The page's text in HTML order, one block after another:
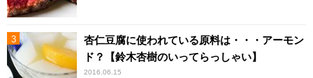
杏仁豆腐に使われている原料は・・・アーモン
ド？【鈴木杏樹のいってらっしゃい】
2016.06.15